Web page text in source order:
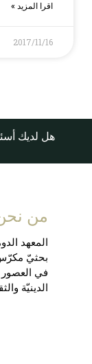
اقرا المزيد »
2017/11/16
هل لديك
من
المعهد
بحثيّ
في
الدينيّة